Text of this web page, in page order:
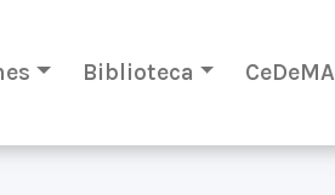
Biblioteca CeDeMA